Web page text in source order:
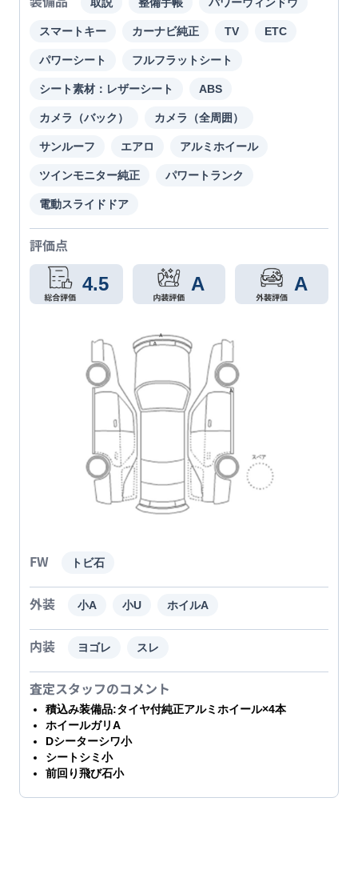
取説 整備手帳 パワーウィンドウ
スマートキー カーナビ純正 TV ETC
パワーシート フルフラットシート
シート素材：レザーシート ABS
カメラ（バック） カメラ（全周囲）
サンルーフ エアロ アルミホイール
ツインモニター純正 パワートランク
電動スライドドア
評価点
4.5 A A
FW トビ石
外装 小A 小U ホイルA
内装 ヨゴレ スレ
査定スタッフのコメント
積込み装備品:タイヤ付純正アルミホイール×4本
ホイールガリA
Dシーターシワ小
シートシミ小
前回り飛び石小